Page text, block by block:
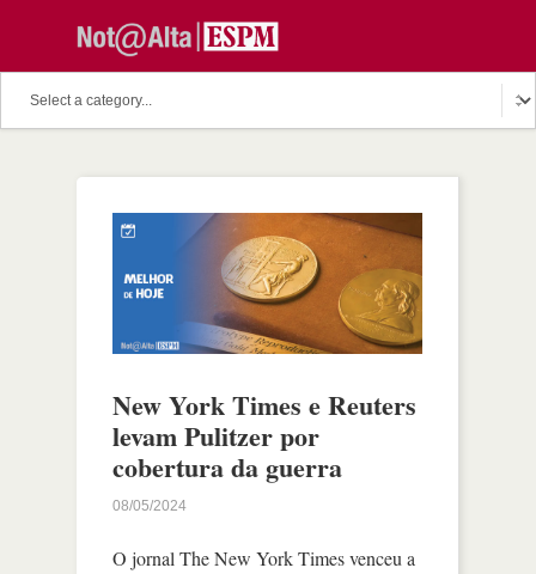
New York Times e Reuters
levam Pulitzer por
cobertura da guerra
08/05/2024
O jornal The New York Times venceu a